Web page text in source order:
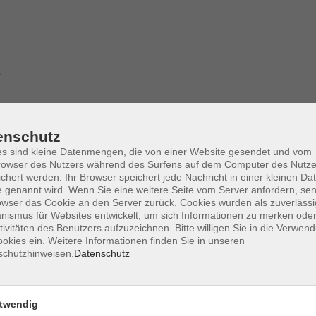
Bei mindestens 17 richtigen Antworten haben Sie den
folgende Website nutzen:
sind kleine Datenmengen, die von einer Website gesendet und vom
des Nutzers während des Surfens auf dem Computer des
werden. Ihr Browser speichert jede Nachricht in einer kleinen
genannt wird. Wenn Sie eine weitere Seite vom Server anfordern,
das Cookie an den Server zurück. Cookies wurden als
für Websites entwickelt, um sich Informationen zu merken
des Benutzers aufzuzeichnen. Bitte willigen Sie in die
ein. Weitere Informationen finden Sie in unseren
Datenschutz